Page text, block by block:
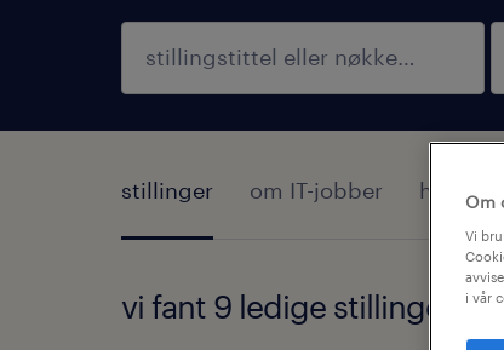
stillinger om IT-jobber hvordan
vi fant 9 ledige stillinger
Om
Vi
i vår